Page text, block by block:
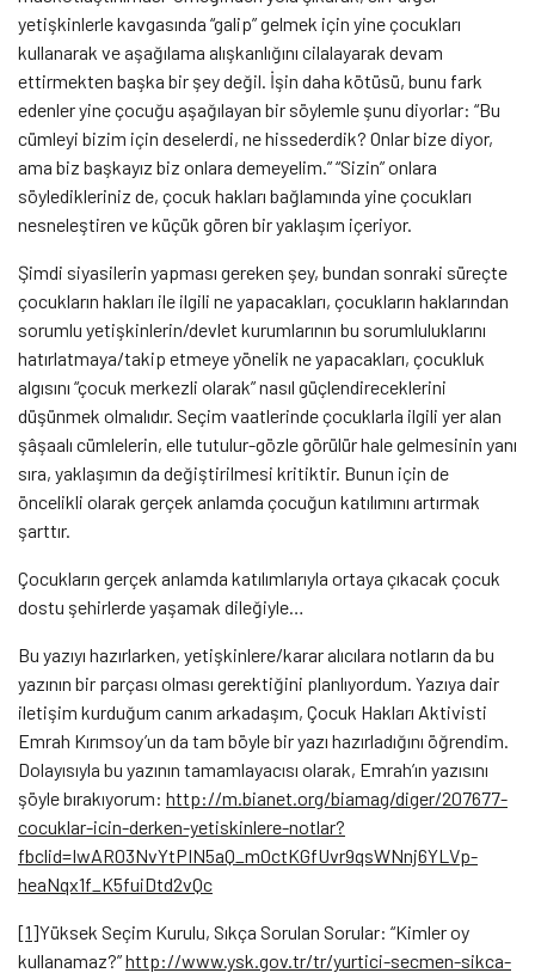
yetişkinlerle kavgasında “galip” gelmek için yine çocukları
kullanarak ve aşağılama alışkanlığını cilalayarak devam
ettirmekten başka bir şey değil. İşin daha kötüsü, bunu fark
edenler yine çocuğu aşağılayan bir söylemle şunu diyorlar: “Bu
cümleyi bizim için deselerdi, ne hissederdik? Onlar bize diyor,
ama biz başkayız biz onlara demeyelim.” “Sizin” onlara
söyledikleriniz de, çocuk hakları bağlamında yine çocukları
nesneleştiren ve küçük gören bir yaklaşım içeriyor.
Şimdi siyasilerin yapması gereken şey, bundan sonraki süreçte
çocukların hakları ile ilgili ne yapacakları, çocukların haklarından
sorumlu yetişkinlerin/devlet kurumlarının bu sorumluluklarını
hatırlatmaya/takip etmeye yönelik ne yapacakları, çocukluk
algısını “çocuk merkezli olarak” nasıl güçlendireceklerini
düşünmek olmalıdır. Seçim vaatlerinde çocuklarla ilgili yer alan
şâşaalı cümlelerin, elle tutulur-gözle görülür hale gelmesinin yanı
sıra, yaklaşımın da değiştirilmesi kritiktir. Bunun için de
öncelikli olarak gerçek anlamda çocuğun katılımını artırmak
şarttır.
Çocukların gerçek anlamda katılımlarıyla ortaya çıkacak çocuk
dostu şehirlerde yaşamak dileğiyle…
Bu yazıyı hazırlarken, yetişkinlere/karar alıcılara notların da bu
yazının bir parçası olması gerektiğini planlıyordum. Yazıya dair
iletişim kurduğum canım arkadaşım, Çocuk Hakları Aktivisti
Emrah Kırımsoy’un da tam böyle bir yazı hazırladığını öğrendim.
Dolayısıyla bu yazının tamamlayacısı olarak, Emrah’ın yazısını
şöyle bırakıyorum: http://m.bianet.org/biamag/diger/207677-
cocuklar-icin-derken-yetiskinlere-notlar?
fbclid=IwAR03NvYtPIN5aQ_mOctKGfUvr9qsWNnj6YLVp-
heaNqx1f_K5fuiDtd2vQc
[1]Yüksek Seçim Kurulu, Sıkça Sorulan Sorular: “Kimler oy
kullanamaz?”http://www.ysk.gov.tr/tr/yurtici-secmen-sikca-